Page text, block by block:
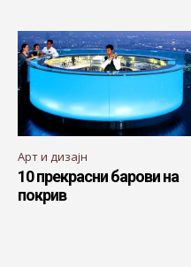
Арт и дизајн
10 прекрасни барови на
покрив